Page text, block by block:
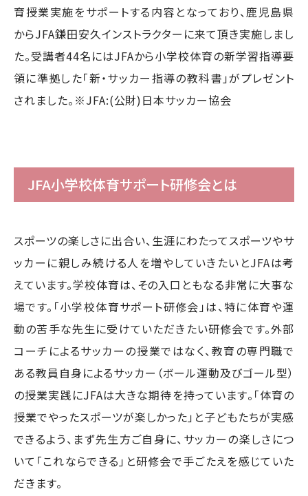
育授業実施をサポートする内容となっており、鹿児島県
からJFA鎌田安久インストラクターに来て頂き実施しまし
た。受講者44名にはJFAから小学校体育の新学習指導要
領に準拠した「新・サッカー指導の教科書」がプレゼント
されました。※JFA:(公財)日本サッカー協会
JFA小学校体育サポート研修会とは
スポーツの楽しさに出合い、生涯にわたってスポーツやサ
ッカーに親しみ続ける人を増やしていきたいとJFAは考
えています。学校体育は、その入口ともなる非常に大事な
場です。「小学校体育サポート研修会」は、特に体育や運
動の苦手な先生に受けていただきたい研修会です。外部
コーチによるサッカーの授業ではなく、教育の専門職で
ある教員自身によるサッカー（ボール運動及びゴール型）
の授業実践にJFAは大きな期待を持っています。「体育の
授業でやったスポーツが楽しかった」と子どもたちが実感
できるよう、まず先生方ご自身に、サッカーの楽しさにつ
いて「これならできる」と研修会で手ごたえを感じていた
だきます。